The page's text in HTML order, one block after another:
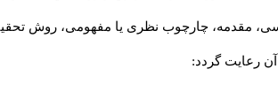
مقدمه، چارچوب نظری یا مفهومی، روش تحقیق،
آن رعايت گردد: